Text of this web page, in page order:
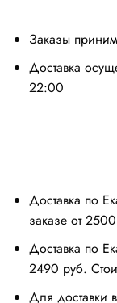
Заказы
Доставка
22:00
Доставка по
заказе от
Доставка по
2490 руб.
Для доставки